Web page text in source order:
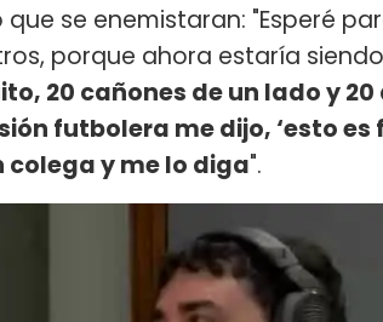
se enemistaran: "Esperé
porque ahora estaría siendo
20 cañones de un lado y
futbolera me dijo, ‘esto es
y me lo diga".